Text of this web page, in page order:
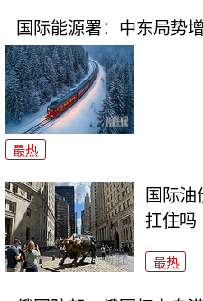
国际能源署：中东局势
最热
国际
扛住吗
最热